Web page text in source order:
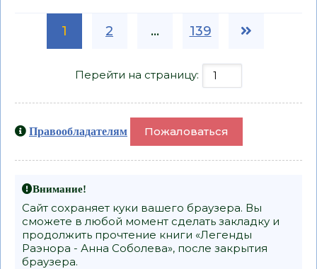
1 2 ... 139
Перейти на страницу:
Правообладателям Пожаловаться
Внимание!
Сайт сохраняет куки вашего браузера. Вы
сможете в любой момент сделать закладку и
продолжить прочтение книги «Легенды
Раэнора - Анна Соболева», после закрытия
браузера.